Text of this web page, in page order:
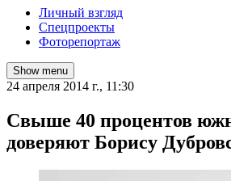
Личный взгляд
Спецпроекты
Фоторепортаж
Show menu
24 апреля 2014 г., 11:30
Свыше 40 процентов
доверяют Борису